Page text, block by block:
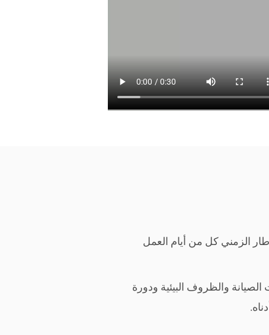
الزمني كل من أيام العمل
والظروف البيئية ودورة